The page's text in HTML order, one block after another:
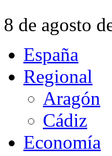
8 de agosto
España
Regional
Aragón
Cádiz
Economía